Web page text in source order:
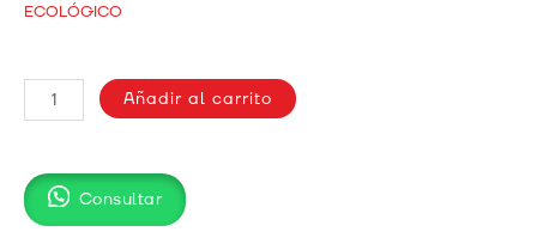
ECOLÓGICO
VINO
PIEZAS
/
FB-
Añadir al carrito
Consultar